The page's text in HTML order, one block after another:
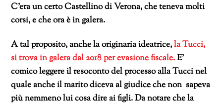
C’era un certo Castellino di Verona, che teneva molti
corsi, e che ora è in galera.
A tal proposito, anche la originaria ideatrice,la Tucci,
si trova in galera dal 2018 per evasione fiscale.E’
comico leggere il resoconto del processo alla Tucci nel
quale anche il marito diceva al giudice che non sapeva
più nemmeno lui cosa dire ai figli. Da notare che la